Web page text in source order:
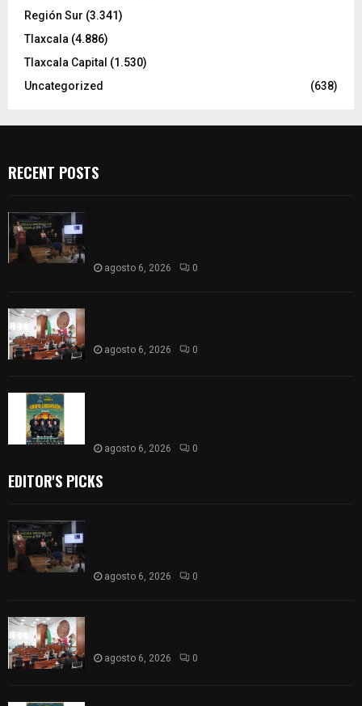
Región Sur (3.341)
Tlaxcala (4.886)
Tlaxcala Capital (1.530)
Uncategorized
(638)
RECENT POSTS
agosto 6, 2026 0
agosto 6, 2026 0
agosto 6, 2026 0
EDITOR'S PICKS
agosto 6, 2026 0
agosto 6, 2026 0